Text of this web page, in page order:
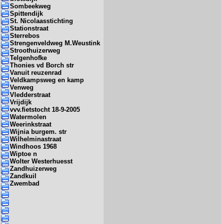
Sombeekweg
Spittendijk
St. Nicolaasstichting
Stationstraat
Sterrebos
Strengenveldweg M.Weustink
Stroothuizerweg
Telgenhofke
Thonies vd Borch str
Vanuit reuzenrad
Veldkampsweg en kamp
Venweg
Vledderstraat
Vrijdijk
vvv.fietstocht 18-9-2005
Watermolen
Weerinkstraat
Wijnia burgem. str
Wilhelminastraat
Windhoos 1968
Wiptoe n
Wolter Westerhuesst
Zandhuizerweg
Zandkuil
Zwembad